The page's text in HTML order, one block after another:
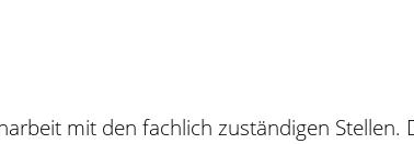
mit den fachlich zuständigen Stellen.